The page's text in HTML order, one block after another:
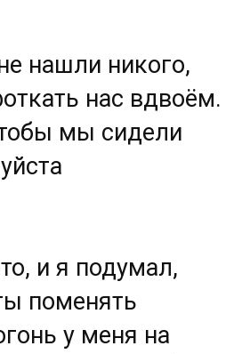
нашли никого,
нас вдвоём.
мы сидели
и я подумал,
поменять
у меня на